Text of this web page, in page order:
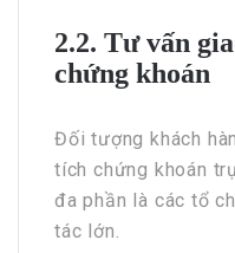
2.2. Tư vấn
chứng khoán
Đối tượng khách
tích chứng khoán
đa phần là các tổ
tác lớn.